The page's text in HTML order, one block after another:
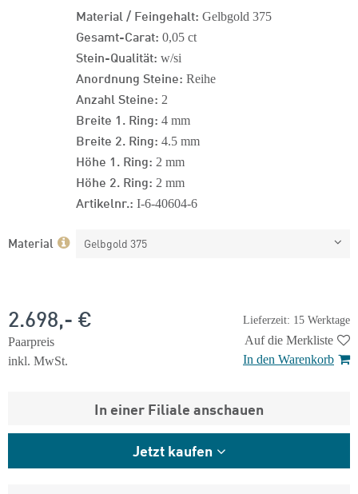
Material / Feingehalt: Gelbgold 375
Gesamt-Carat: 0,05 ct
Stein-Qualität: w/si
Anordnung Steine: Reihe
Anzahl Steine: 2
Breite 1. Ring: 4 mm
Breite 2. Ring: 4.5 mm
Höhe 1. Ring: 2 mm
Höhe 2. Ring: 2 mm
Artikelnr.: I-6-40604-6
Material Gelbgold 375
Lieferzeit: 15 Werktage
2.698,- €
Paarpreis
inkl. MwSt.
Auf die Merkliste
In den Warenkorb
In einer Filiale anschauen
Jetzt kaufen